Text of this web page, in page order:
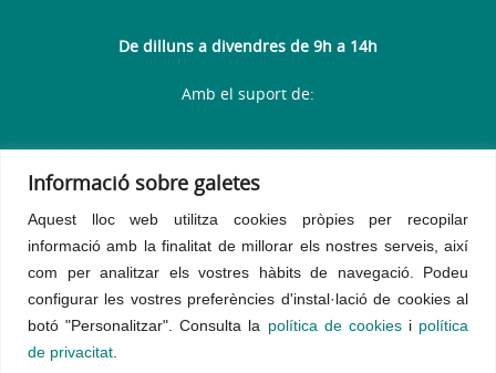
Informació sobre galetes
Aquest lloc web utilitza cookies pròpies per recopilar
informació amb la finalitat de millorar els nostres serveis, així
com per analitzar els vostres hàbits de navegació. Podeu
configurar les vostres preferències d'instal·lació de cookies al
botó "Personalitzar". Consulta la política de cookiesi política
de privacitat
De dilluns a divendres de 9h a 14h
Amb el suport de: